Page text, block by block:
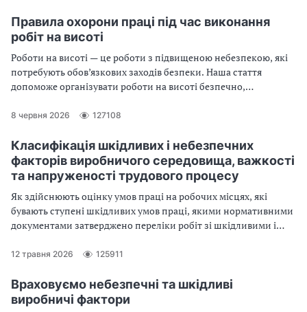
вимоги проєктування до систем опалення і внутрішнього
теплопостачання – у статті
Правила охорони праці під час виконання
робіт на висоті
Роботи на висоті — це роботи з підвищеною небезпекою, які
потребують обов’язкових заходів безпеки. Наша стаття
допоможе організувати роботи на висоті безпечно,
інструктажі працівникам та не помилитись у виборі засобів
8 червня 2026 127108
Класифікація шкідливих і небезпечних
факторів виробничого середовища, важкості
та напруженості трудового процесу
Як здійснюють оцінку умов праці на робочих місцях, які
бувають ступені шкідливих умов праці, якими нормативними
документами затверджено переліки робіт зі шкідливими і
12 травня 2026 125911
Враховуємо небезпечні та шкідливі
виробничі фактори